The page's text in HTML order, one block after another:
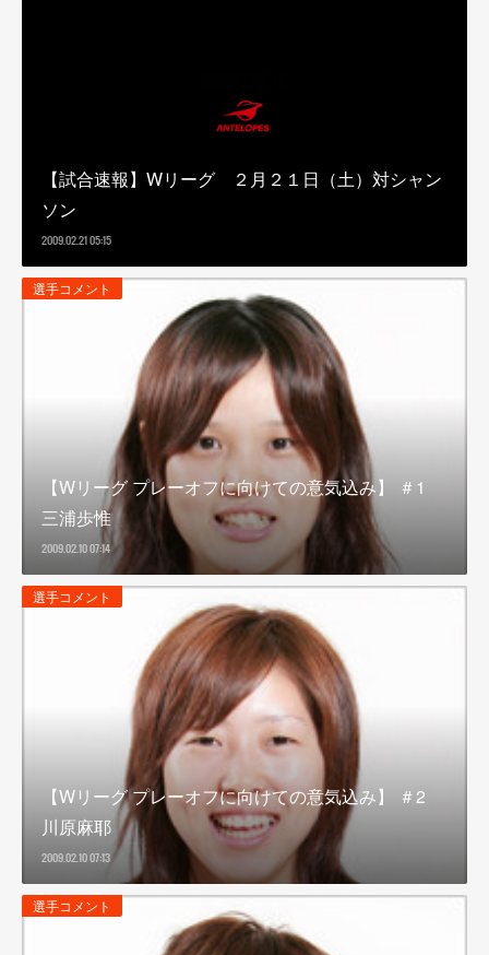
【試合速報】Wリーグ ２月２１日（土）対シャン
ソン
2009.02.21 05:15
選手コメント
【Wリーグ プレーオフに向けての意気込み】 ＃1
三浦歩惟
2009.02.10 07:14
選手コメント
【Wリーグ プレーオフに向けての意気込み】 ＃2
川原麻耶
2009.02.10 07:13
選手コメント